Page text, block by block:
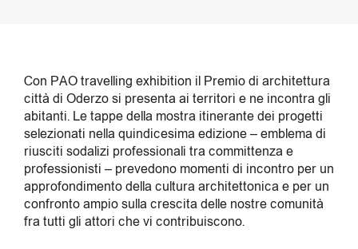
Con PAO travelling exhibition il Premio di architettura
città di Oderzo si presenta ai territori e ne incontra gli
abitanti. Le tappe della mostra itinerante dei progetti
selezionati nella quindicesima edizione – emblema di
riusciti sodalizi professionali tra committenza e
professionisti – prevedono momenti di incontro per un
approfondimento della cultura architettonica e per un
confronto ampio sulla crescita delle nostre comunità
fra tutti gli attori che vi contribuiscono.